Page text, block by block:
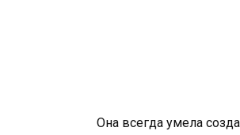
Она всегда умела